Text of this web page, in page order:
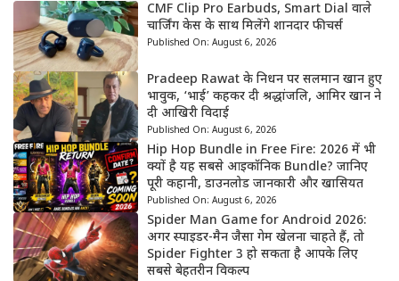
CMF Clip Pro Earbuds, Smart Dial वाले
चार्जिंग केस के साथ मिलेंगे शानदार फीचर्स
Published On: August 6, 2026
Pradeep Rawat के निधन पर सलमान खान हुए
भावुक, ‘भाई’ कहकर दी श्रद्धांजलि, आमिर खान ने
दी आखिरी विदाई
Published On: August 6, 2026
Hip Hop Bundle in Free Fire: 2026 में भी
क्यों है यह सबसे आइकॉनिक Bundle? जानिए
पूरी कहानी, डाउनलोड जानकारी और खासियत
Published On: August 6, 2026
Spider Man Game for Android 2026:
अगर स्पाइडर-मैन जैसा गेम खेलना चाहते हैं, तो
Spider Fighter 3 हो सकता है आपके लिए
सबसे बेहतरीन विकल्प